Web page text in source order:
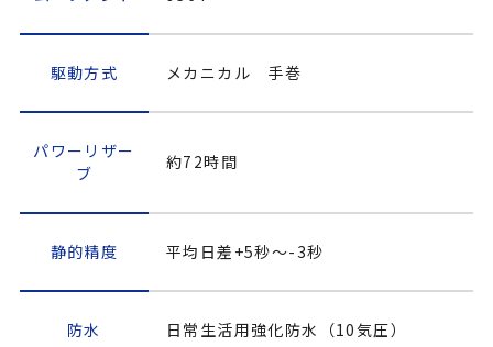
駆動方式 メカニカル 手巻
パワーリザー
ブ
約72時間
静的精度 平均日差+5秒～-3秒
防水 日常生活用強化防水（10気圧）